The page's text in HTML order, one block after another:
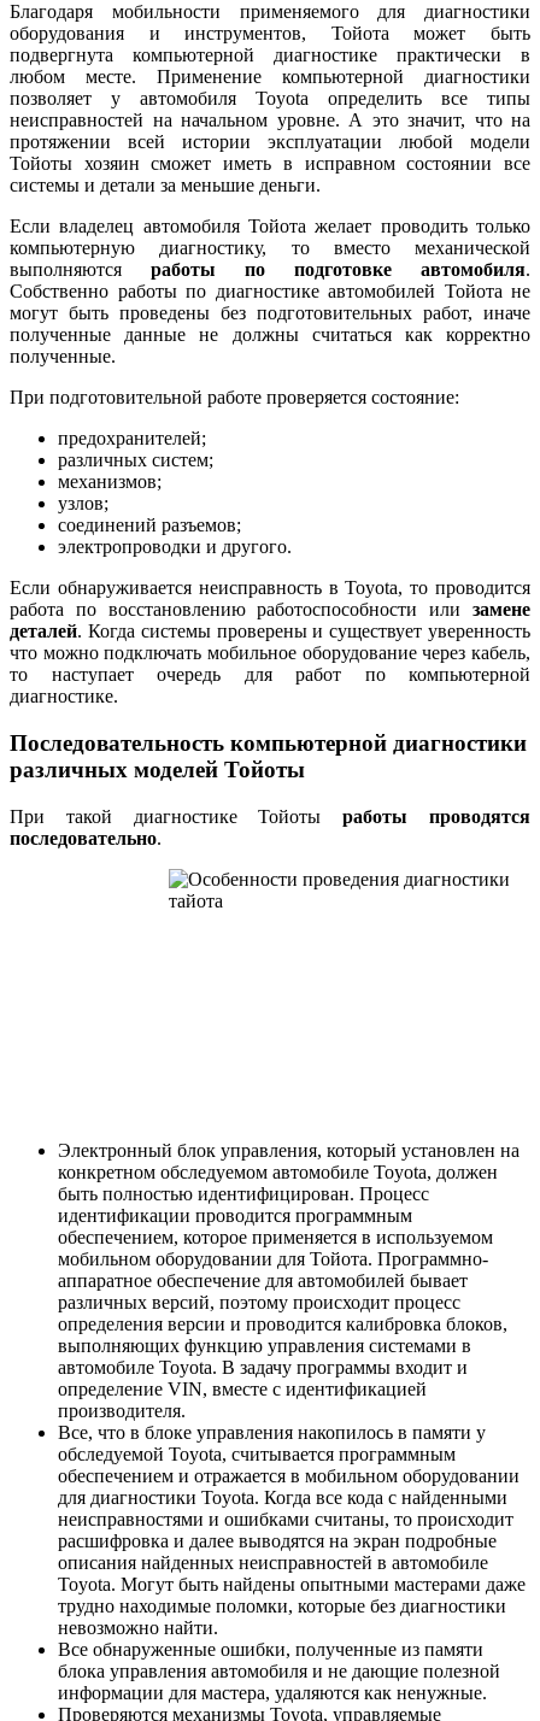
Благодаря мобильности применяемого для диагностики
оборудования и инструментов, Тойота может быть
подвергнута компьютерной диагностике практически в
любом месте. Применение компьютерной диагностики
позволяет у автомобиля Toyota определить все типы
неисправностей на начальном уровне. А это значит, что на
протяжении всей истории эксплуатации любой модели
Тойоты хозяин сможет иметь в исправном состоянии все
системы и детали за меньшие деньги.
Если владелец автомобиля Тойота желает проводить только
компьютерную диагностику, то вместо механической
выполняются работы по подготовке автомобиля.
Собственно работы по диагностике автомобилей Тойота не
могут быть проведены без подготовительных работ, иначе
полученные данные не должны считаться как корректно
полученные.
При подготовительной работе проверяется состояние:
предохранителей;
различных систем;
механизмов;
узлов;
соединений разъемов;
электропроводки и другого.
Если обнаруживается неисправность в Toyota, то проводится
работа по восстановлению работоспособности или замене
деталей. Когда системы проверены и существует уверенность
что можно подключать мобильное оборудование через кабель,
то наступает очередь для работ по компьютерной
диагностике.
Последовательность компьютерной диагностики
различных моделей Тойоты
При такой диагностике Тойотыработы проводятся
последовательно.
Электронный блок управления, который установлен на
конкретном обследуемом автомобиле Toyota, должен
быть полностью идентифицирован. Процесс
идентификации проводится программным
обеспечением, которое применяется в используемом
мобильном оборудовании для Тойота. Программно-
аппаратное обеспечение для автомобилей бывает
различных версий, поэтому происходит процесс
определения версии и проводится калибровка блоков,
выполняющих функцию управления системами в
автомобиле Toyota. В задачу программы входит и
определение VIN, вместе с идентификацией
производителя.
Все, что в блоке управления накопилось в памяти у
обследуемой Toyota, считывается программным
обеспечением и отражается в мобильном оборудовании
для диагностики Toyota. Когда все кода с найденными
неисправностями и ошибками считаны, то происходит
расшифровка и далее выводятся на экран подробные
описания найденных неисправностей в автомобиле
Toyota. Могут быть найдены опытными мастерами даже
трудно находимые поломки, которые без диагностики
невозможно найти.
Все обнаруженные ошибки, полученные из памяти
блока управления автомобиля и не дающие полезной
информации для мастера, удаляются как ненужные.
Проверяются механизмы Toyota, управляемые